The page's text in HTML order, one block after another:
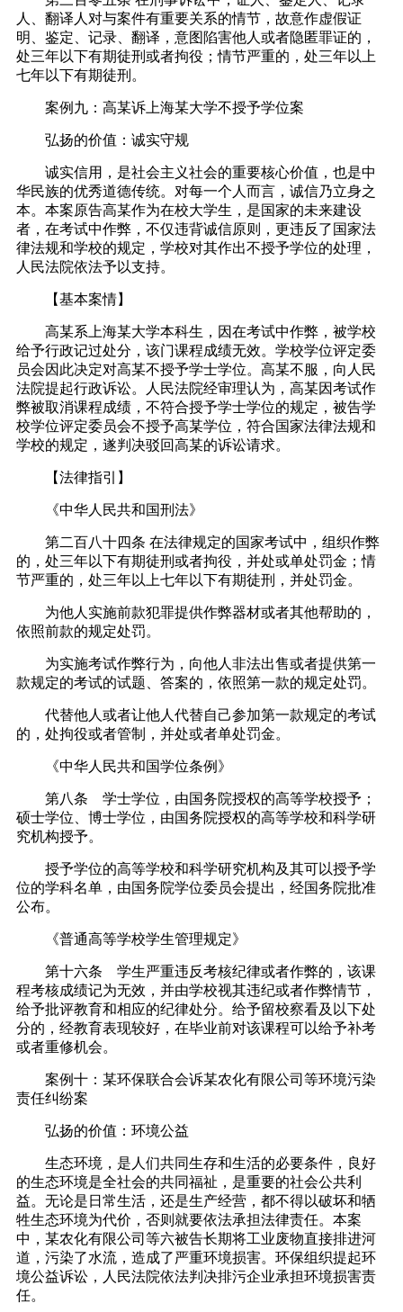
人、翻译人对与案件有重要关系的情节，故意作虚假证
明、鉴定、记录、翻译，意图陷害他人或者隐匿罪证的，
处三年以下有期徒刑或者拘役；情节严重的，处三年以上
七年以下有期徒刑。
案例九：高某诉上海某大学不授予学位案
弘扬的价值：诚实守规
诚实信用，是社会主义社会的重要核心价值，也是中
华民族的优秀道德传统。对每一个人而言，诚信乃立身之
本。本案原告高某作为在校大学生，是国家的未来建设
者，在考试中作弊，不仅违背诚信原则，更违反了国家法
律法规和学校的规定，学校对其作出不授予学位的处理，
人民法院依法予以支持。
【基本案情】
高某系上海某大学本科生，因在考试中作弊，被学校
给予行政记过处分，该门课程成绩无效。学校学位评定委
员会因此决定对高某不授予学士学位。高某不服，向人民
法院提起行政诉讼。人民法院经审理认为，高某因考试作
弊被取消课程成绩，不符合授予学士学位的规定，被告学
校学位评定委员会不授予高某学位，符合国家法律法规和
学校的规定，遂判决驳回高某的诉讼请求。
【法律指引】
《中华人民共和国刑法》
第二百八十四条 在法律规定的国家考试中，组织作弊
的，处三年以下有期徒刑或者拘役，并处或单处罚金；情
节严重的，处三年以上七年以下有期徒刑，并处罚金。
为他人实施前款犯罪提供作弊器材或者其他帮助的，
依照前款的规定处罚。
为实施考试作弊行为，向他人非法出售或者提供第一
款规定的考试的试题、答案的，依照第一款的规定处罚。
代替他人或者让他人代替自己参加第一款规定的考试
的，处拘役或者管制，并处或者单处罚金。
《中华人民共和国学位条例》
第八条 学士学位，由国务院授权的高等学校授予；
硕士学位、博士学位，由国务院授权的高等学校和科学研
究机构授予。
授予学位的高等学校和科学研究机构及其可以授予学
位的学科名单，由国务院学位委员会提出，经国务院批准
公布。
《普通高等学校学生管理规定》
第十六条 学生严重违反考核纪律或者作弊的，该课
程考核成绩记为无效，并由学校视其违纪或者作弊情节，
给予批评教育和相应的纪律处分。给予留校察看及以下处
分的，经教育表现较好，在毕业前对该课程可以给予补考
或者重修机会。
案例十：某环保联合会诉某农化有限公司等环境污染
责任纠纷案
弘扬的价值：环境公益
生态环境，是人们共同生存和生活的必要条件，良好
的生态环境是全社会的共同福祉，是重要的社会公共利
益。无论是日常生活，还是生产经营，都不得以破坏和牺
牲生态环境为代价，否则就要依法承担法律责任。本案
中，某农化有限公司等六被告长期将工业废物直接排进河
道，污染了水流，造成了严重环境损害。环保组织提起环
境公益诉讼，人民法院依法判决排污企业承担环境损害责
任。